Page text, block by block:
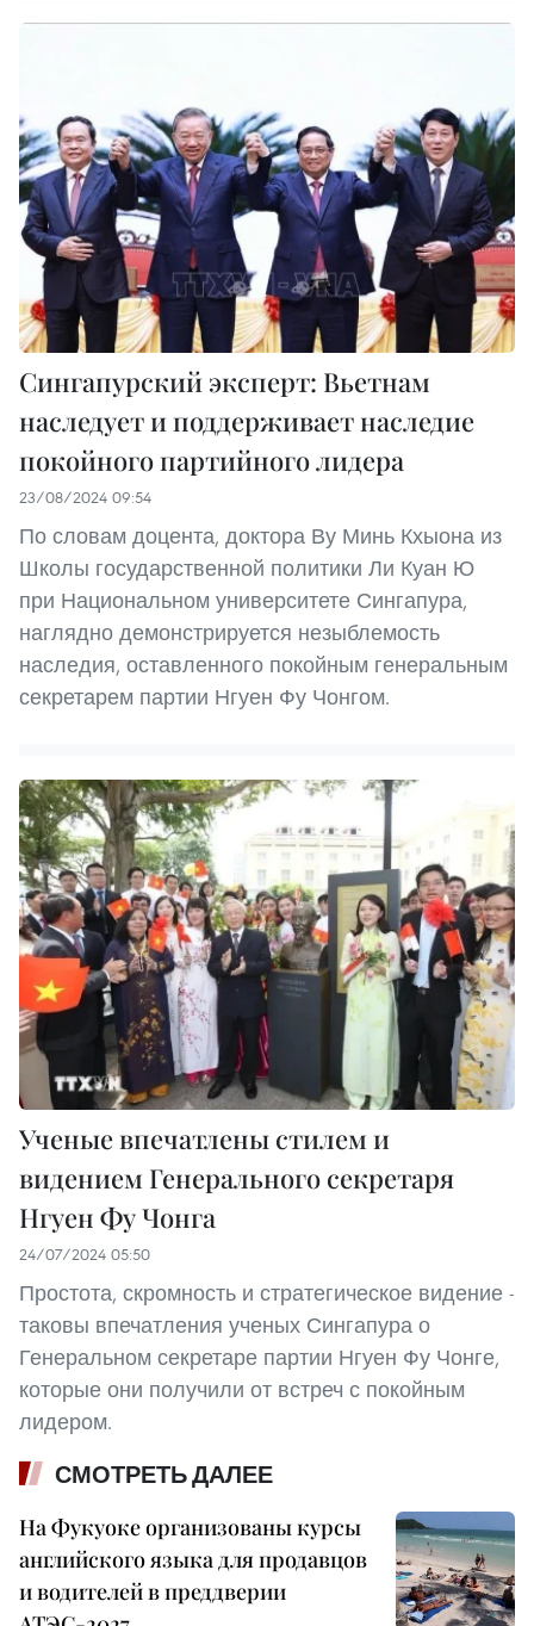
Сингапурский эксперт: Вьетнам
наследует и поддерживает наследие
покойного партийного лидера
23/08/2024 09:54
По словам доцента, доктора Ву Минь Кхыона из
Школы государственной политики Ли Куан Ю
при Национальном университете Сингапура,
наглядно демонстрируется незыблемость
наследия, оставленного покойным генеральным
секретарем партии Нгуен Фу Чонгом.
Ученые впечатлены стилем и
видением Генерального секретаря
Нгуен Фу Чонга
24/07/2024 05:50
Простота, скромность и стратегическое видение -
таковы впечатления ученых Сингапура о
Генеральном секретаре партии Нгуен Фу Чонге,
которые они получили от встреч с покойным
лидером.
СМОТРЕТЬ ДАЛЕЕ
На Фукуоке организованы курсы
английского языка для продавцов
и водителей в преддверии